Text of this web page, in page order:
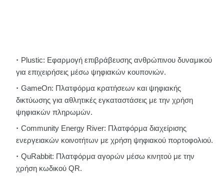
Plustic: Εφαρμογή επιβράβευσης ανθρώπινου δυναμικού
για επιχειρήσεις μέσω ψηφιακών κουπονιών.
GameOn: Πλατφόρμα κρατήσεων και ψηφιακής
δικτύωσης για αθλητικές εγκαταστάσεις με την χρήση
ψηφιακών πληρωμών.
Community Energy River: Πλατφόρμα διαχείρισης
ενεργειακών κοινοτήτων με χρήση ψηφιακού πορτοφολιού.
QuRabbit: Πλατφόρμα αγορών μέσω κινητού με την
χρήση κωδικού QR.